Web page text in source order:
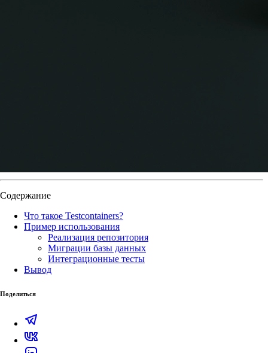
Содержание
Что такое Testcontainers?
Пример использования
Реализация репозитория
Миграции базы данных
Интеграционные тесты
Вывод
Поделиться